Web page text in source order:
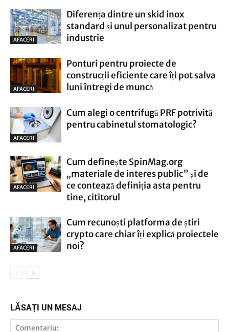
AFACERI
Diferența dintre un skid inox
standard și unul personalizat pentru
industrie
AFACERI
Ponturi pentru proiecte de
construcții eficiente care îți pot salva
luni întregi de muncă
AFACERI
Cum alegi o centrifugă PRF potrivită
pentru cabinetul stomatologic?
AFACERI
Cum definește SpinMag.org
„materiale de interes public” și de
ce contează definiția asta pentru
tine, cititorul
AFACERI
Cum recunoști platforma de știri
crypto care chiar îți explică proiectele
noi?
LĂSAȚI UN MESAJ